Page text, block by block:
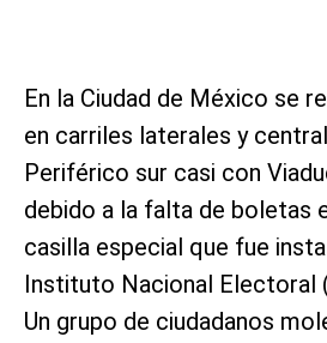
En la Ciudad de México se
en carriles laterales y
Periférico sur casi con
debido a la falta de boletas
casilla especial que fue
Instituto Nacional Electoral
Un grupo de ciudadanos